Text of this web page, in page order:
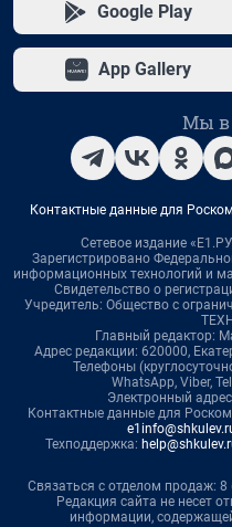
Google Play
App Gallery
Мы в
Контактные данные для
Сетевое издание
Зарегистрировано
информационных технологий и
Свидетельство о
Учредитель: Общество с
Главный редактор:
Адрес редакции: 620000,
Телефоны
WhatsApp, Viber,
Электронный
Контактные данные для
Техподдержка:
Связаться с отделом продаж: 8
Редакция сайта не несет
информации,